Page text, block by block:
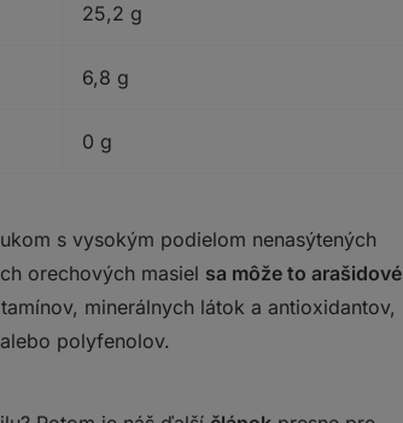
25,2 g
6,8 g
0 g
s vysokým podielom nenasýtených
orechových masiel sa môže to arašidové
minerálnych látok a antioxidantov,
polyfenolov.